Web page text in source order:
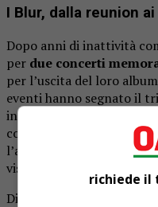
I Blur, dalla reunion
Dopo anni di inattività
per due concerti
per l’uscita del loro
eventi hanno segnato il
insieme agli Oasis
corrente musicale che
l’annuncio del tour dei
visibilio i fan.
Dietro la macchina da
richiede il